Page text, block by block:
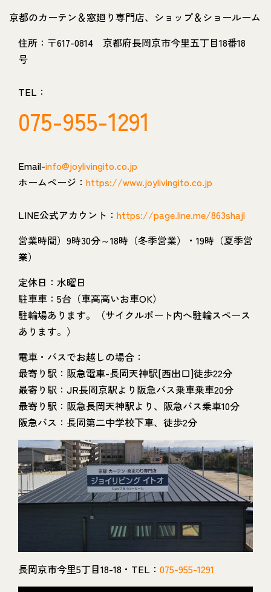
京都のカーテン＆窓廻り専門店、ショップ＆ショールーム
住所：〒617-0814 京都府長岡京市今里五丁目18番18
号
TEL：
075-955-1291
Email-info@joylivingito.co.jp
ホームページ： https://www.joylivingito.co.jp
LINE公式アカウント： https://page.line.me/863shajl
営業時間）9時30分～18時（冬季営業）・19時（夏季営
業）
定休日：水曜日
駐車車：5台（車高高いお車OK）
駐輪場あります。（サイクルポート内へ駐輪スペース
あります。）
電車・バスでお越しの場合：
最寄り駅：阪急電車-長岡天神駅[西出口]徒歩22分
最寄り駅：JR長岡京駅より阪急バス乗車乗車20分
最寄り駅：阪急長岡天神駅より、阪急バス乗車10分
阪急バス：長岡第二中学校下車、徒歩2分
長岡京市今里5丁目18-18・TEL： 075-955-1291